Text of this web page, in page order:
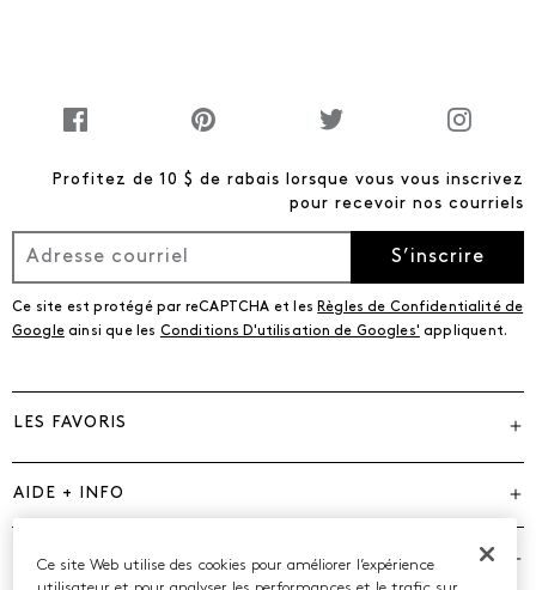
Profitez de 10 $ de rabais lorsque vous vous inscrivez
pour recevoir nos courriels
S’inscrire
Ce site est protégé par reCAPTCHA et les Règles de Confidentialité de
Googleainsi que les Conditions D'utilisation de Googles' appliquent.
LES FAVORIS
AIDE + INFO
MARQUES
Ce site Web utilise des cookies pour améliorer l’expérience